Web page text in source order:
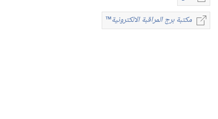
خيارات
تنزيل
الاصدارات
مكتبة برج المراقبة الالكترونية™
مكتبة